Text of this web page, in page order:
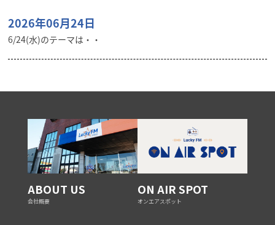
2026年06月24日
6/24(水)のテーマは・・
ABOUT US
会社概要
ON AIR SPOT
オンエアスポット